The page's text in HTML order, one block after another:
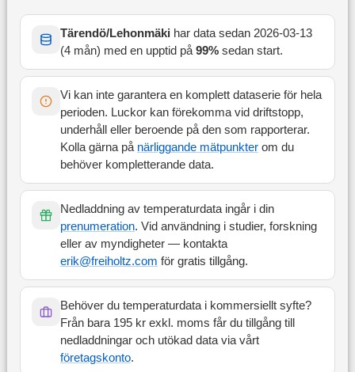
Tärendö/Lehonmäki har data sedan 2026-03-13
(4 mån) med en upptid på99% sedan start.
Vi kan inte garantera en komplett dataserie för hela
perioden. Luckor kan förekomma vid driftstopp,
underhåll eller beroende på den som rapporterar.
Kolla gärna på närliggande mätpunkterom du
behöver kompletterande data.
Nedladdning av temperaturdata ingår i din
prenumeration. Vid användning i studier, forskning
eller av myndigheter — kontakta
erik@freiholtz.com för gratis tillgång.
Behöver du temperaturdata i kommersiellt syfte?
Från bara 195 kr exkl. moms får du tillgång till
nedladdningar och utökad data via vårt
företagskonto.